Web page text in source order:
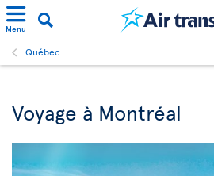
Menu
Québec
Voyage à Montréal